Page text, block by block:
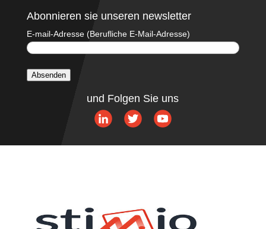
Abonnieren sie unseren newsletter
E-mail-Adresse (Berufliche E-Mail-Adresse)
Absenden
und Folgen Sie uns